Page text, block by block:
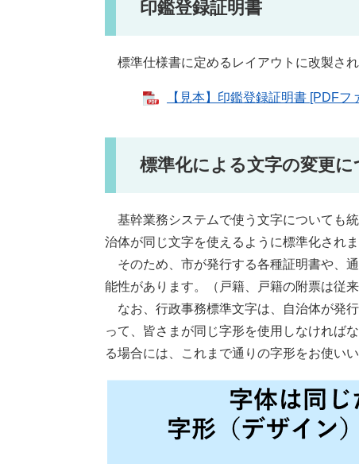
印鑑登録証明書
標準仕様書に定めるレイアウトに改製さ
【見本】印鑑登録証明書 [PDFフ
標準化による文字の変更に
基幹業務システムで使う文字についても
治体が同じ文字を使えるように標準化されま
そのため、市が発行する各種証明書や、
能性があります。（戸籍、戸籍の附票は従
なお、行政事務標準文字は、自治体が発
って、皆さまが同じ字形を使用しなければ
る場合には、これまで通りの字形をお使い